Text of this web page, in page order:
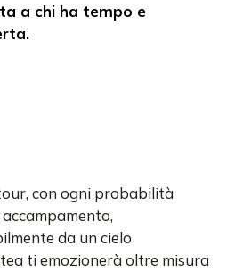
a chi ha tempo e
con ogni probabilità
da un cielo
ti emozionerà oltre misura